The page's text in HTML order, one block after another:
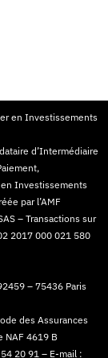
en Investissements
d’Intermédiaire
en Investissements
par l’AMF
– Transactions sur
2017 000 021 580
– 75436 Paris
des Assurances
NAF 4619 B
20 91 – E-mail :